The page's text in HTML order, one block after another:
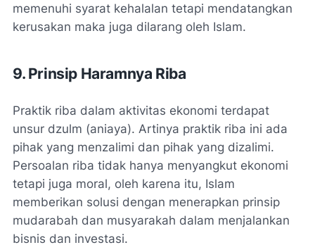
memenuhi syarat kehalalan tetapi mendatangkan
kerusakan maka juga dilarang oleh Islam.
9. Prinsip Haramnya Riba
Praktik riba dalam aktivitas ekonomi terdapat
unsur dzulm (aniaya). Artinya praktik riba ini ada
pihak yang menzalimi dan pihak yang dizalimi.
Persoalan riba tidak hanya menyangkut ekonomi
tetapi juga moral, oleh karena itu, Islam
memberikan solusi dengan menerapkan prinsip
mudarabah dan musyarakah dalam menjalankan
bisnis dan investasi.